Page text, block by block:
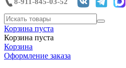
Корзина пуста
Корзина пуста
Корзина
Оформление заказа